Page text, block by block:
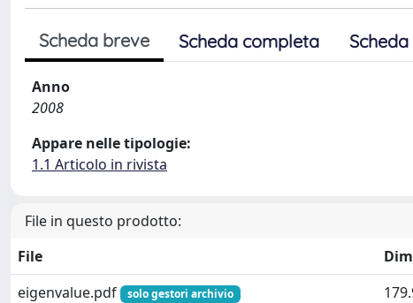
Scheda breve Scheda completa
Anno
2008
Appare nelle tipologie:
1.1 Articolo in rivista
File in questo prodotto:
File
eigenvalue.pdf
solo gestori archivio